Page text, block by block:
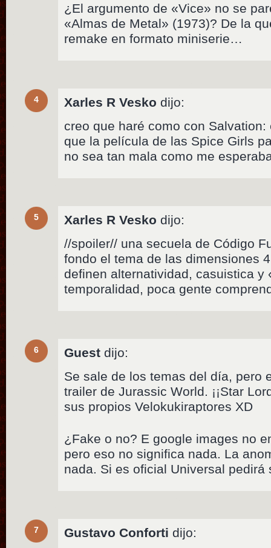
¿El argumento de «Vice» no se
«Almas de Metal» (1973)? De la
remake en formato miniserie…
4 Xarles R Vesko dijo:
creo que haré como con
que la película de las Spice Girls
no sea tan mala como me
5 Xarles R Vesko dijo:
//spoiler// una secuela de Código
fondo el tema de las dimensiones
definen alternatividad, casuistica y
temporalidad, poca gente
6 Guest dijo:
Se sale de los temas del día, pero
trailer de Jurassic World. ¡¡Star
sus propios Velokukiraptores XD
¿Fake o no? E google images no
pero eso no significa nada. La
nada. Si es oficial Universal pedirá
7 Gustavo Conforti dijo: